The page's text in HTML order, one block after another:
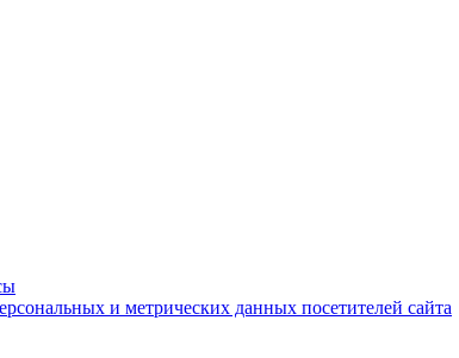
и метрических данных посетителей сайта